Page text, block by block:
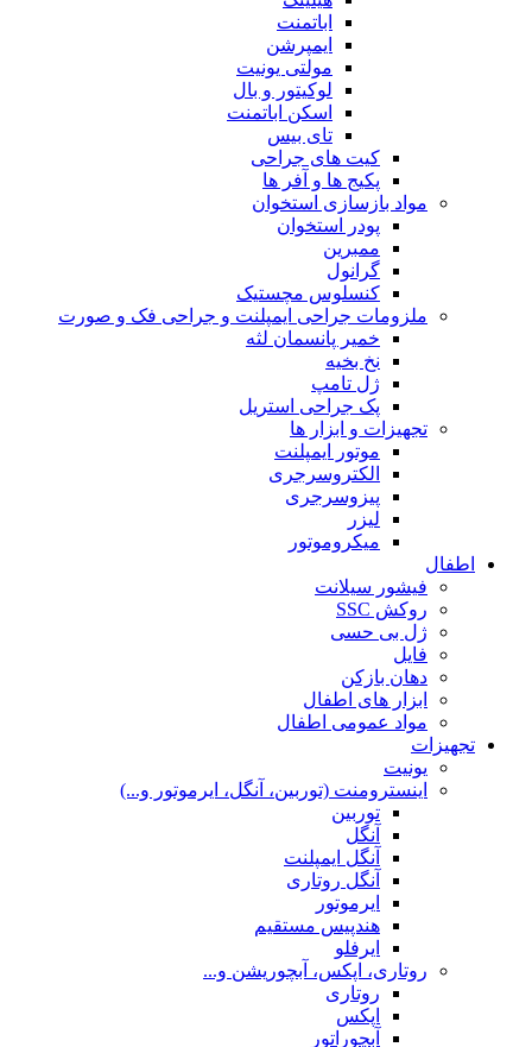
اباتمنت
ایمپرشن
مولتی یونیت
لوکیتور و بال
اسکن اباتمنت
تای بیس
کیت های جراحی
پکیج ها و آفر ها
مواد بازسازی استخوان
پودر استخوان
ممبرین
گرانول
کنسلوس مچستیک
ملزومات جراحی ایمپلنت و جراحی فک و صورت
خمیر پانسمان لثه
نخ بخیه
ژل تامپ
پک جراحی استریل
تجهیزات و ابزار ها
موتور ایمپلنت
الکتروسرجری
پیزوسرجری
لیزر
میکروموتور
اطفال
فیشور سیلانت
روکش SSC
ژل بی حسی
فایل
دهان بازکن
ابزار های اطفال
مواد عمومی اطفال
تجهیزات
یونیت
اینسترومنت (توربین، آنگل، ایرموتور و...)
توربین
آنگل
آنگل ایمپلنت
آنگل روتاری
ایرموتور
هندپیس مستقیم
ایرفلو
روتاری، اپکس، آبچوریشن و...
روتاری
اپکس
آبچوراتور